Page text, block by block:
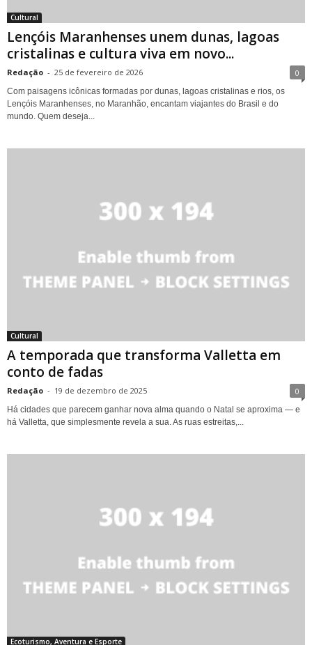
Cultural
Lençóis Maranhenses unem dunas, lagoas
cristalinas e cultura viva em novo...
Redação - 25 de fevereiro de 2026 0
Com paisagens icônicas formadas por dunas, lagoas cristalinas e rios, os
Lençóis Maranhenses, no Maranhão, encantam viajantes do Brasil e do
mundo. Quem deseja...
Cultural
A temporada que transforma Valletta em
conto de fadas
Redação - 19 de dezembro de 2025 0
Há cidades que parecem ganhar nova alma quando o Natal se aproxima — e
há Valletta, que simplesmente revela a sua. As ruas estreitas,...
Ecoturismo, Aventura e Esporte